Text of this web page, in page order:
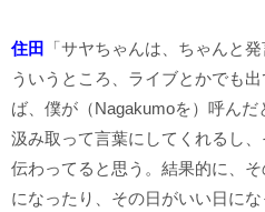
住田
「サヤちゃんは、ちゃんと
ういうところ、ライブとかでも
ば、僕が（Nagakumoを）呼ん
汲み取って言葉にしてくれるし
伝わってると思う。結果的に、
になったり、その日がいい日に